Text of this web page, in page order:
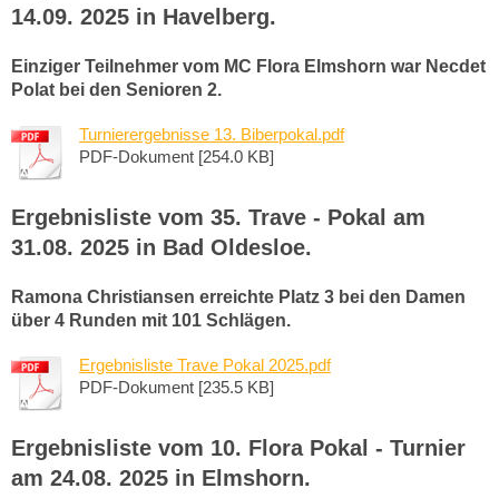
14.09. 2025 in Havelberg.
Einziger Teilnehmer vom MC Flora Elmshorn war Necdet
Polat bei den Senioren 2.
Turnierergebnisse 13. Biberpokal.pdf
PDF-Dokument [254.0 KB]
Ergebnisliste vom 35. Trave - Pokal am
31.08. 2025 in Bad Oldesloe.
Ramona Christiansen erreichte Platz 3 bei den Damen
über 4 Runden mit 101 Schlägen.
Ergebnisliste Trave Pokal 2025.pdf
PDF-Dokument [235.5 KB]
Ergebnisliste vom 10. Flora Pokal - Turnier
am 24.08. 2025 in Elmshorn.